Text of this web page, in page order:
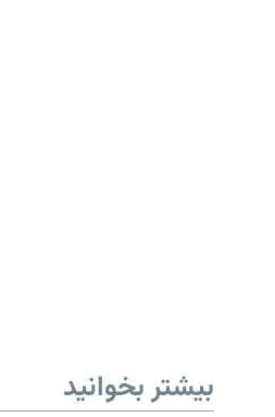
بیشتر بخوانید